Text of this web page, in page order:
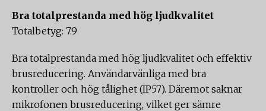
Bra totalprestanda med hög ljudkvalitet
Totalbetyg: 7.9
Bra totalprestanda med hög ljudkvalitet och effektiv
brusreducering. Användarvänliga med bra
kontroller och hög tålighet (IP57). Däremot saknar
mikrofonen brusreducering, vilket ger sämre